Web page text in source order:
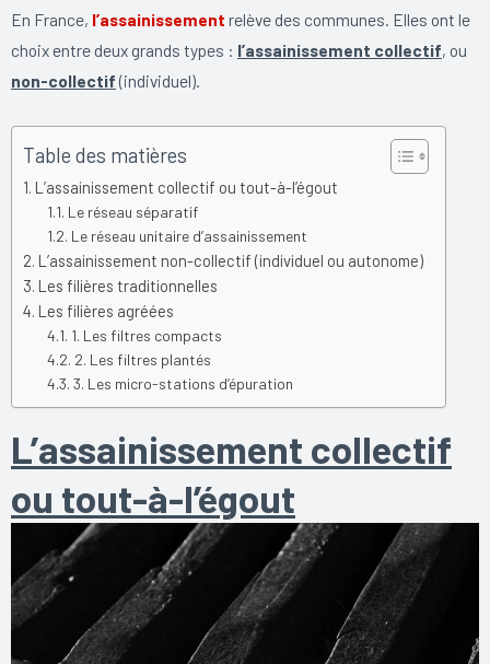
En France, l’assainissement relève des communes. Elles ont le
choix entre deux grands types : l’assainissement collectif, ou
non-collectif (individuel).
Table des matières
L’assainissement collectif ou tout-à-l’égout
Le réseau séparatif
Le réseau unitaire d’assainissement
L’assainissement non-collectif (individuel ou autonome)
Les filières traditionnelles
Les filières agréées
1. Les filtres compacts
2. Les filtres plantés
3. Les micro-stations d’épuration
L’assainissement collectif
ou tout-à-l’égout